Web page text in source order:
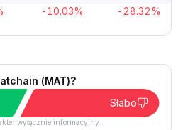
-10.03% -28.32%
(MAT)?
Słabo
wyłącznie informacyjny.